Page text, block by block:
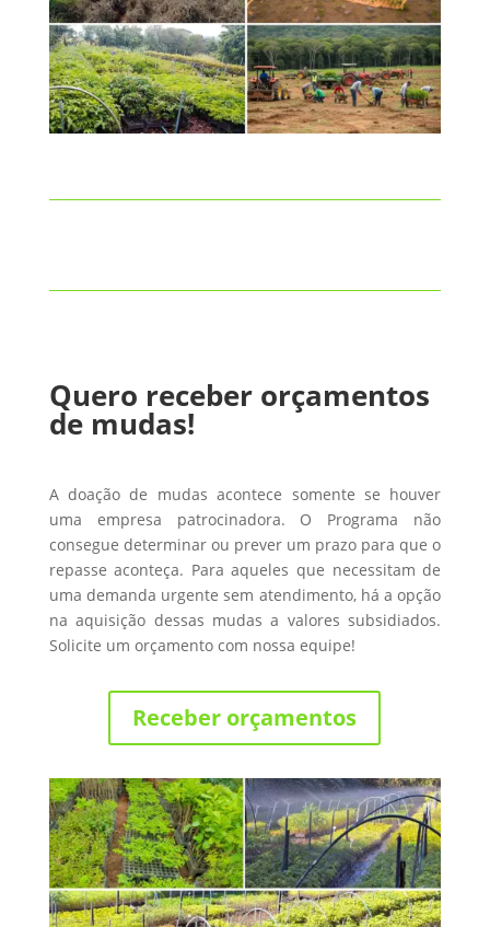
Quero receber orçamentos
de mudas!
A doação de mudas acontece somente se houver
uma empresa patrocinadora. O Programa não
consegue determinar ou prever um prazo para que o
repasse aconteça. Para aqueles que necessitam de
uma demanda urgente sem atendimento, há a opção
na aquisição dessas mudas a valores subsidiados.
Solicite um orçamento com nossa equipe!
Receber orçamentos